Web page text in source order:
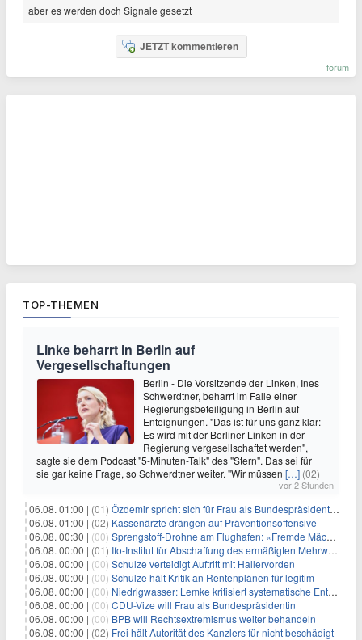
aber es werden doch Signale gesetzt
JETZT kommentieren
forum
TOP-THEMEN
Linke beharrt in Berlin auf
Vergesellschaftungen
Berlin - Die Vorsitzende der Linken, Ines
Schwerdtner, beharrt im Falle einer
Regierungsbeteiligung in Berlin auf
Enteignungen. "Das ist für uns ganz klar:
Es wird mit der Berliner Linken in der
Regierung vergesellschaftet werden",
sagte sie dem Podcast "5-Minuten-Talk" des "Stern". Das sei für
sie gar keine Frage, so Schwerdtner weiter. "Wir müssen […] (02)
vor 2 Stunden
06.08. 01:00 | (01) Özdemir spricht sich für Frau als Bundespräsidentin aus
06.08. 01:00 | (02) Kassenärzte drängen auf Präventionsoffensive
06.08. 00:30 | (00) Sprengstoff-Drohne am Flughafen: «Fremde Mächte» am Werk?
06.08. 00:00 | (01) Ifo-Institut für Abschaffung des ermäßigten Mehrwertsteuersatzes
06.08. 00:00 | (00) Schulze verteidigt Auftritt mit Hallervorden
06.08. 00:00 | (00) Schulze hält Kritik an Rentenplänen für legitim
06.08. 00:00 | (00) Niedrigwasser: Lemke kritisiert systematische Entwässerung
06.08. 00:00 | (00) CDU-Vize will Frau als Bundespräsidentin
06.08. 00:00 | (00) BPB will Rechtsextremismus weiter behandeln
06.08. 00:00 | (02) Frei hält Autorität des Kanzlers für nicht beschädigt